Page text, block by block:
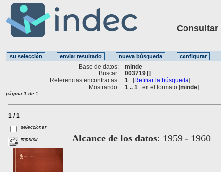
Consultar
Base de datos:
minde
Buscar:
003719 []
Referencias encontradas:
1 [Refinar la búsqueda]
Mostrando:
1 .. 1 en el formato [minde]
página 1 de 1
1 / 1
seleccionar
imprimir Alcance de los datos: 1959 - 1960